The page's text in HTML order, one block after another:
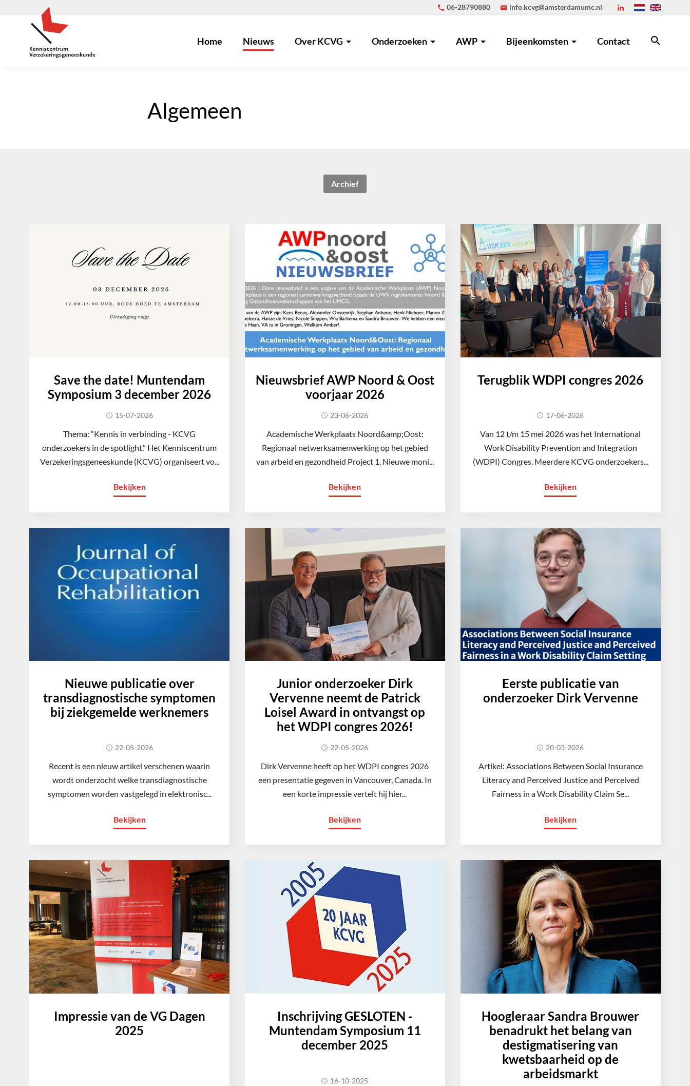
06-28790880 info.kcvg@amsterdamumc.nl
Home Nieuws Over KCVG Onderzoeken AWP Bijeenkomsten Contact
Algemeen
Archief
Save the date! Muntendam
Symposium 3 december 2026
15-07-2026
Thema: “Kennis in verbinding - KCVG
onderzoekers in de spotlight.” Het Kenniscentrum
Verzekeringsgeneeskunde (KCVG) organiseert vo...
Bekijken
Nieuwsbrief AWP Noord & Oost
voorjaar 2026
23-06-2026
Academische Werkplaats Noord&amp;Oost:
Regionaal netwerksamenwerking op het gebied
van arbeid en gezondheid Project 1. Nieuwe moni...
Bekijken
Terugblik WDPI congres 2026
17-06-2026
Van 12 t/m 15 mei 2026 was het International
Work Disability Prevention and Integration
(WDPI) Congres. Meerdere KCVG onderzoekers...
Bekijken
Nieuwe publicatie over
transdiagnostische symptomen
bij ziekgemelde werknemers
22-05-2026
Recent is een nieuw artikel verschenen waarin
wordt onderzocht welke transdiagnostische
symptomen worden vastgelegd in elektronisc...
Bekijken
Junior onderzoeker Dirk
Vervenne neemt de Patrick
Loisel Award in ontvangst op
het WDPI congres 2026!
22-05-2026
Dirk Vervenne heeft op het WDPI congres 2026
een presentatie gegeven in Vancouver, Canada. In
een korte impressie vertelt hij hier...
Bekijken
Eerste publicatie van
onderzoeker Dirk Vervenne
20-03-2026
Artikel: Associations Between Social Insurance
Literacy and Perceived Justice and Perceived
Fairness in a Work Disability Claim Se...
Bekijken
Impressie van de VG Dagen
2025
Inschrijving GESLOTEN -
Muntendam Symposium 11
december 2025
16-10-2025
Hoogleraar Sandra Brouwer
benadrukt het belang van
destigmatisering van
kwetsbaarheid op de
arbeidsmarkt